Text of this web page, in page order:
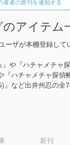
著者の新刊を通知する
アイテム
ーザが本棚登録して
や『ハチャメチャ
ハチャメチャ探偵
など出井州忍の全
新刊